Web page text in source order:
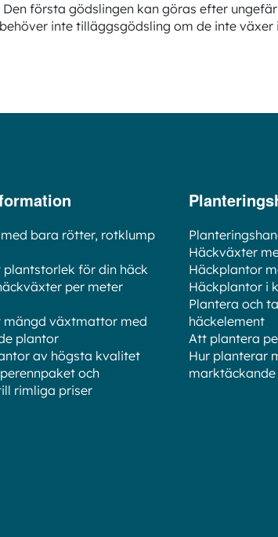
första gödslingen kan göras efter
inte tilläggsgödsling om de inte
bara rötter, rotklump
för din häck
per meter
växtmattor med
plantor
av högsta kvalitet
och
rimliga priser
Häckväxter
Häckplantor
Häckplantor i
Plantera och
häckelement
Att plantera
Hur planterar